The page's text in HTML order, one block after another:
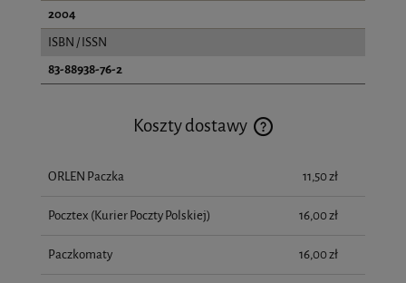
2004
ISBN / ISSN
83-88938-76-2
Koszty dostawy
Cena nie zawiera ewentualnych kosztów płatności
ORLEN Paczka 11,50 zł
Pocztex (Kurier Poczty Polskiej) 16,00 zł
Paczkomaty 16,00 zł